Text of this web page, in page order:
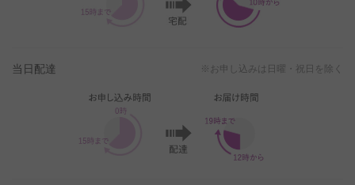
当日配達 ※お申し込みは日曜・祝日を除く